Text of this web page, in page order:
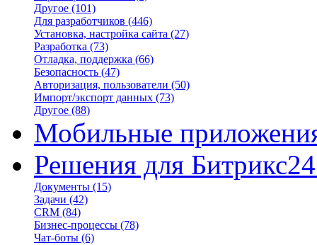
Другое (101)
Для разработчиков (446)
Установка, настройка сайта (27)
Разработка (73)
Отладка, поддержка (66)
Безопасность (47)
Авторизация, пользователи (50)
Импорт/экспорт данных (73)
Другое (88)
Мобильные
Решения для Битрикс24
Документы (15)
Задачи (42)
CRM (84)
Бизнес-процессы (78)
Чат-боты (6)